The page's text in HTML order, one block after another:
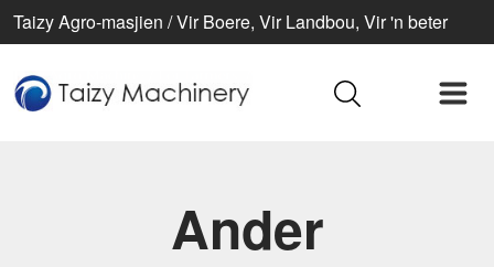
Taizy Agro-masjien / Vir Boere, Vir Landbou, Vir 'n beter
Ander